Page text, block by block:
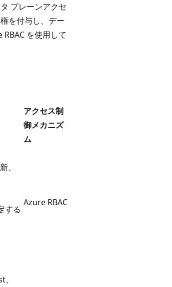
プレーンアクセ
を付与し、デー
を使用して
アクセス制
御メカニズ
ム
、
する
Azure RBAC